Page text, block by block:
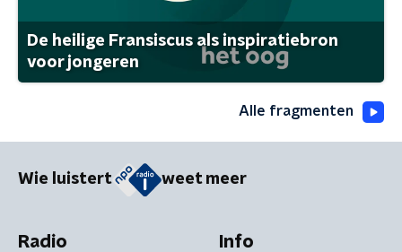
De heilige Fransiscus als inspiratiebron
voor jongeren
Alle fragmenten
Wie luistert weet meer
Radio Info